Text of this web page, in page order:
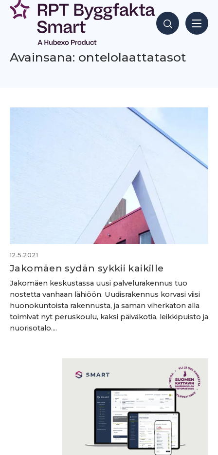
Siirry
sisältöön
Hae sisältöjä
Avainsana: ontelolaattatasot
12.5.2021
Jakomäen sydän sykkii kaikille
Jakomäen keskustassa uusi palvelurakennus tuo
nostetta vanhaan lähiöön. Uudisrakennus korvasi viisi
huonokuntoista rakennusta, ja saman viherkaton alla
toimivat nyt peruskoulu, kaksi päiväkotia, leikkipuisto ja
nuorisotalo....